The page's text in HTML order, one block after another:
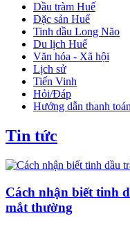
Dầu tràm Huế
Đặc sản Huế
Tinh dầu Long Não
Du lịch Huế
Văn hóa - Xã hội
Lịch sử
Tiến Vinh
Hỏi/Đáp
Hướng dẫn thanh toán
Tin tức
Cách nhận biết tinh
mắt thường